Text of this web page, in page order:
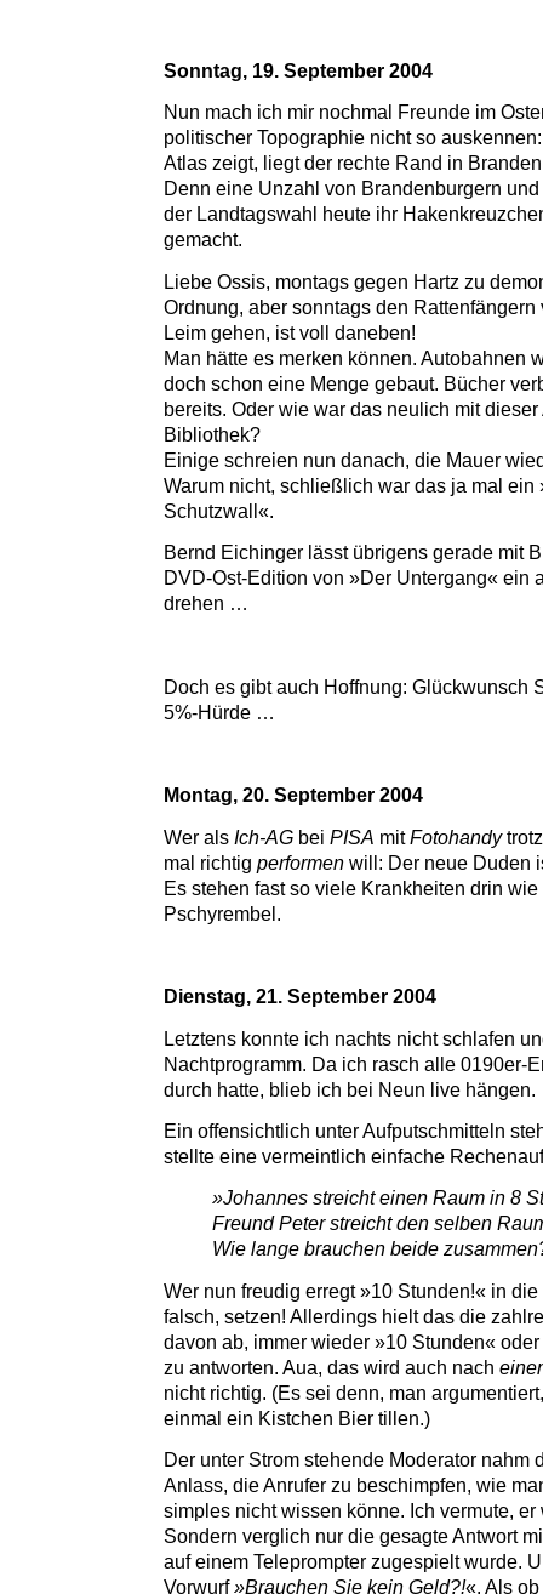
Sonntag, 19. September 2004
Nun mach ich mir nochmal Freunde im
politischer Topographie nicht so
Atlas zeigt, liegt der rechte Rand in
Denn eine Unzahl von Brandenburgern
der Landtagswahl heute ihr
gemacht.
Liebe Ossis, montags gegen Hartz zu
Ordnung, aber sonntags den Rattenfängern
Leim gehen, ist voll daneben!
Man hätte es merken können. Autobahnen
doch schon eine Menge gebaut. Bücher
bereits. Oder wie war das neulich mit
Bibliothek?
Einige schreien nun danach, die Mauer
Warum nicht, schließlich war das ja mal ein
Schutzwall«.
Bernd Eichinger lässt übrigens gerade mit
DVD-Ost-Edition von »Der Untergang« ein
drehen …
Doch es gibt auch Hoffnung: Glückwunsch
5%-Hürde …
Montag, 20. September 2004
Wer als Ich-AGbei PISA mitFotohandy
mal richtig performenwill: Der neue Duden
Es stehen fast so viele Krankheiten drin wie
Pschyrembel.
Dienstag, 21. September 2004
Letztens konnte ich nachts nicht schlafen
Nachtprogramm. Da ich rasch alle 0190er-
durch hatte, blieb ich bei Neun live hängen.
Ein offensichtlich unter Aufputschmitteln
stellte eine vermeintlich einfache
»Johannes streicht einen Raum in 8
Freund Peter streicht den selben
Wie lange brauchen beide
Wer nun freudig erregt »10 Stunden!« in
falsch, setzen! Allerdings hielt das die
davon ab, immer wieder »10 Stunden«
zu antworten. Aua, das wird auch nach
nicht richtig. (Es sei denn, man
einmal ein Kistchen Bier tillen.)
Der unter Strom stehende Moderator nahm
Anlass, die Anrufer zu beschimpfen, wie
simples nicht wissen könne. Ich vermute,
Sondern verglich nur die gesagte Antwort
auf einem Teleprompter zugespielt wurde.
Vorwurf»Brauchen Sie kein Geld?!«. Als